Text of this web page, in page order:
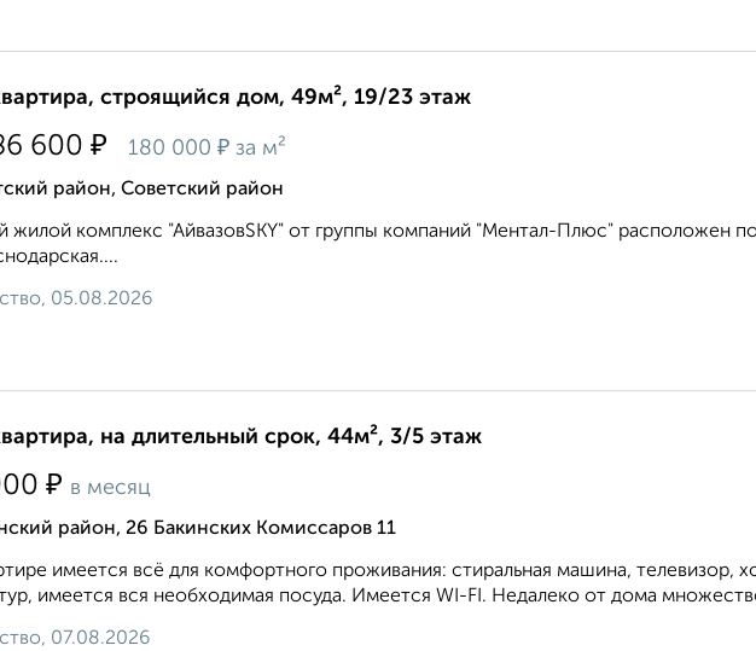
строящийся дом, 49м², 19/23 этаж
600 ₽ 180 000 ₽ за м²
район, Советский район
жилой комплекс "АйвазовSKY" от группы компаний "Ментал-Плюс" расположен по
05.08.2026
на длительный срок, 44м², 3/5 этаж
₽ в месяц
район, 26 Бакинских Комиссаров 11
имеется всё для комфортного проживания: стиральная машина, телевизор,
имеется вся необходимая посуда. Имеется WI-FI. Недалеко от дома
07.08.2026